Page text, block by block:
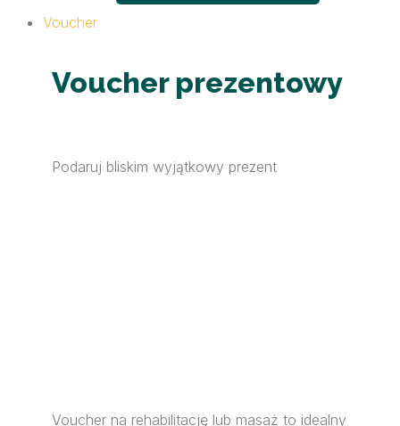
Voucher
Voucher prezentowy
Podaruj bliskim wyjątkowy prezent
Voucher na rehabilitację lub masaż to idealny